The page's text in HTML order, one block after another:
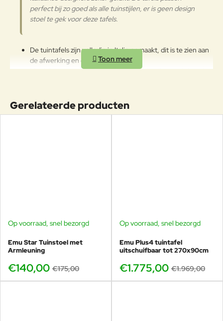
vaseline-olie of autowas. Mocht u
de tuinmeubelen toch buiten laten
regelmatig het fijnstof af te nemen
met een vochtige doek. Zo heeft u
perfect bij zo goed als alle tuinstijlen, er is geen design
stoel te gek voor deze tafels.
De tuintafels zijn volledig in Italie gemaakt, dit is te zien aan
de afwerking en duurzaamheid.
Meubilair gemaakt met een oog voor detail, met de hand
buitengebruik, ze zijn namelijk behandeld met
de gepantenteerde Emu-coating (kataforese +
Gerelateerde producten
-20%
Op voorraad, snel bezorgd
Emu Star Tuinstoel met
Armleuning
€140,00 €175,00
-10%
Op voorraad, snel bezorgd
Emu Plus4 tuintafel
uitschuifbaar tot 270x90cm
€1.775,00 €1.969,00